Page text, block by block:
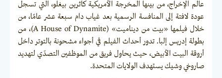
عالم الإخراج، من بينها المخرجة الأمريكية كاثرين بيغلو، التي تسجل
عودة لافتة إلى المنافسة الرسمية بعد غياب دام سبعة عشر عامًا، من
خلال فيلمها «بيت من ديناميت» (A House of Dynamite)، من
بطولة إدريس إلبا. تدور أحداث الفيلم في أجواء مشحونة بالتوتر داخل
أروقة البيت الأبيض، حيث يحاول فريق من الموظفين التصدّي لتهديد
صاروخي وشيك يستهدف الولايات المتحدة.